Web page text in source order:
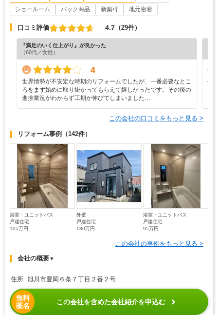
ショールーム
パック商品 新築可 地元密着
口コミ評価 4.7 （29件）
『満足のいく仕上がり』が良かった
（60代／女性）
4
世界情勢が不安定な時期のリフォームでしたが、一番必要なとこ
ろをまず始めに取り掛かってもらえて嬉しかったです。その後の
進捗業況がわからず工期が伸びてしまいました…
信
この会社の口コミをもっと見る >
リフォーム事例 （142件）
浴室・ユニットバス
戸建住宅
105万円
外壁
戸建住宅
180万円
浴室・ユニットバス
戸建住宅
95万円
この会社の事例をもっと見る >
会社の概要▼
住所 旭川市豊岡６条７丁目２番２号
無料
匿名
この会社を含めた会社紹介を申込む